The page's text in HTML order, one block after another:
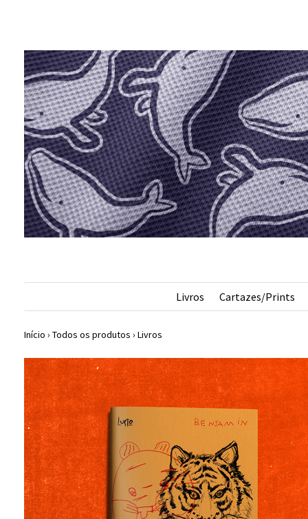
Livros Cartazes/Prints
Início › Todos os produtos › Livros